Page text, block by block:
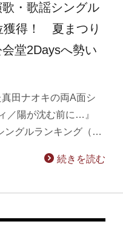
・歌謡シングル
獲得！ 夏まつり
堂2Daysへ勢い
田ナオキの両A面シ
／陽が沈む前に…』
ングルランキング（…
続きを読む